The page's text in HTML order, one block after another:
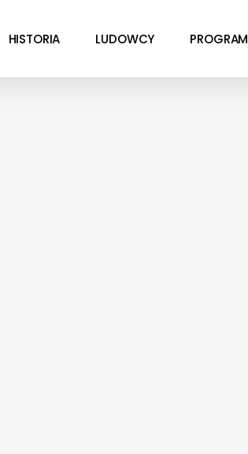
HISTORIA LUDOWCY PROGRAM